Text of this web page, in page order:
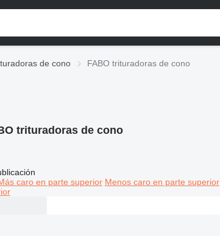
de cono FABO trituradoras de cono
trituradoras de cono
caro en parte superior Menos caro en parte superior